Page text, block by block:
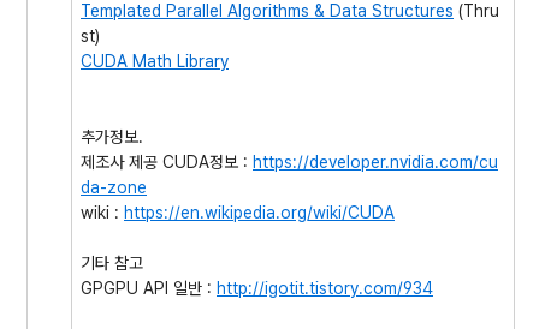
Templated Parallel Algorithms & Data Structures (Thru
st)
CUDA Math Library
추가정보.
제조사 제공 CUDA정보 : https://developer.nvidia.com/cu
da-zone
wiki : https://en.wikipedia.org/wiki/CUDA
기타 참고
GPGPU API 일반 : http://igotit.tistory.com/934